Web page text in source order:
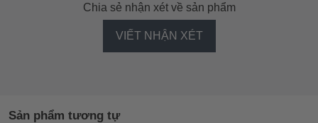
Chia sẻ nhận xét về sản phẩm
VIẾT NHẬN XÉT
Sản phẩm tương tự